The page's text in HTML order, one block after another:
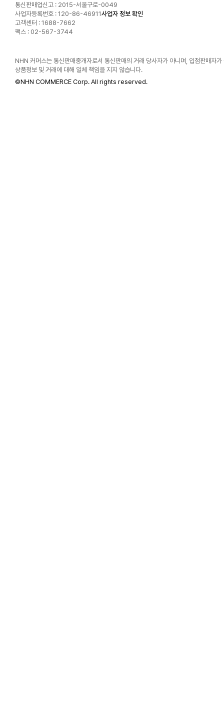
통신판매업신고 : 2015-서울구로-0049
사업자등록번호 : 120-86-46911사업자 정보 확인
고객센터 : 1688-7662
팩스 : 02-567-3744
NHN 커머스는 통신판매중개자로서 통신판매의 거래 당사자가 아니며, 입점판매자가
상품정보 및 거래에 대해 일체 책임을 지지 않습니다.
©NHN COMMERCE Corp. All rights reserved.